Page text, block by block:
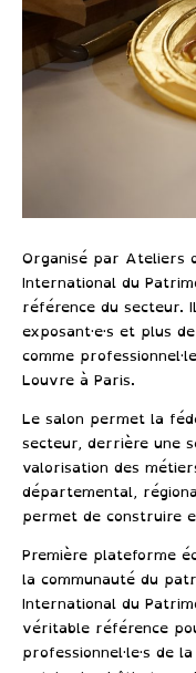
Organisé par Ateliers
International du
référence du secteur.
exposant·e·s et plus
comme
Louvre à Paris.
Le salon permet la
secteur, derrière une
valorisation des
départemental,
permet de construire
Première plateforme
la communauté du
International du
véritable référence
professionnel·le·s de